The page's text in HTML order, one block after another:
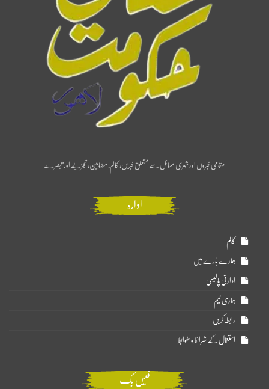
مقامی خبروں اور شہری مسائل سے متعلق خبریں، کالم، مضامین، تجزیے اور تبصرے
ادارہ
کالم
ہمارے بارے میں
ادارتی پالیسی
ہماری ٹیم
رابطہ کریں
استعمال کے شرائط و ضوابط
فیس بک